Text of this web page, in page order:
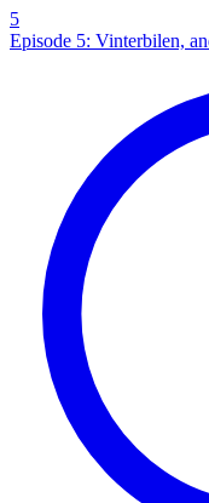
5
Episode 5: Vinterbilen,